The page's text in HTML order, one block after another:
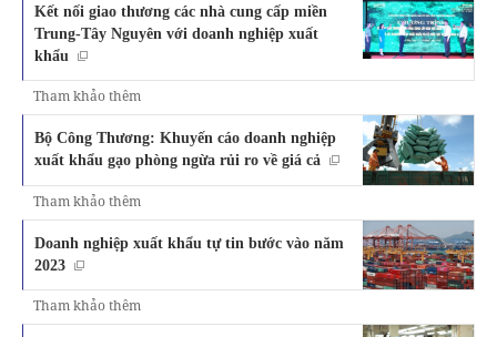
Kết nối giao thương các nhà cung cấp miền
Trung-Tây Nguyên với doanh nghiệp xuất
khẩu
Tham khảo thêm
Bộ Công Thương: Khuyến cáo doanh nghiệp
xuất khẩu gạo phòng ngừa rủi ro về giá cả
Tham khảo thêm
Doanh nghiệp xuất khẩu tự tin bước vào năm
2023
Tham khảo thêm